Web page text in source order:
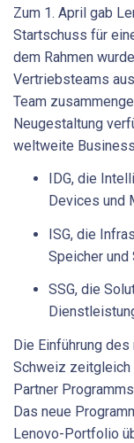
Zum 1. April gab
Startschuss für
dem Rahmen
Vertriebsteams
Team
Neugestaltung
weltweite
IDG, die
Devices und
ISG, die
Speicher und
SSG, die
Die Einführung
Schweiz zeitgleich
Partner
Das neue
Lenovo-Portfolio